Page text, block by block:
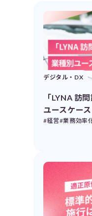
デジタル・DX
「LYNA 訪
ユースケー
#経営#業務効率